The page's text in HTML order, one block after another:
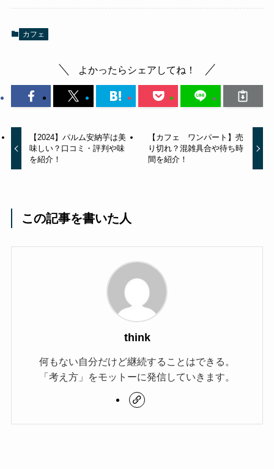
カフェ
よかったらシェアしてね！
【2024】パルム安納芋は美
味しい？口コミ・評判や味
を紹介！
【カフェ ワンパート】売
り切れ？混雑具合や待ち時
間を紹介！
この記事を書いた人
think
何もない自分だけど継続することはできる。
「考え方」をモットーに発信していきます。